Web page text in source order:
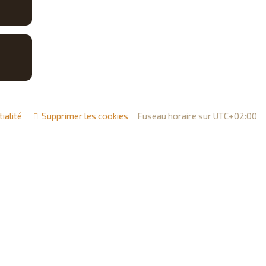
Fuseau horaire surUTC+02:00
Supprimer les cookies